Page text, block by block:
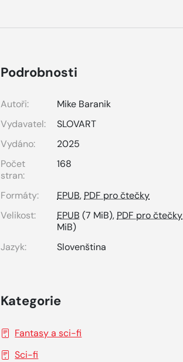
Podrobnosti
Autoři:
Mike Baranik
Vydavatel:
SLOVART
Vydáno:
2025
Počet
stran:
168
Formáty: EPUB,PDF pro čtečky
Velikost:
EPUB (7 MiB),PDF pro čtečky
MiB)
Jazyk:
Slovenština
Kategorie
Fantasy a sci-fi
Sci-fi